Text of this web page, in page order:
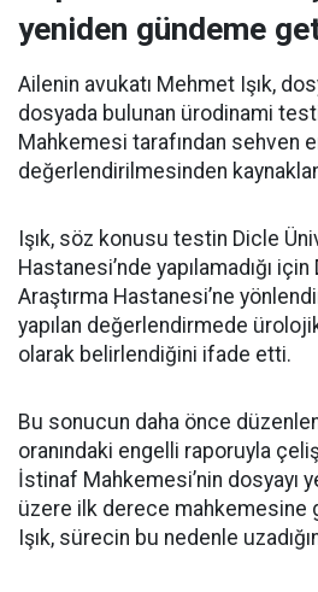
yeniden gündeme
Ailenin avukatı Mehmet Işık,
dosyada bulunan ürodinami
Mahkemesi tarafından sehven
değerlendirilmesinden
Işık, söz konusu testin Dicle
Hastanesi’nde yapılamadığı
Araştırma Hastanesi’ne
yapılan değerlendirmede
olarak belirlendiğini ifade etti.
Bu sonucun daha önce
oranındaki engelli raporuyla
İstinaf Mahkemesi’nin dosyayı
üzere ilk derece mahkemesine
Işık, sürecin bu nedenle